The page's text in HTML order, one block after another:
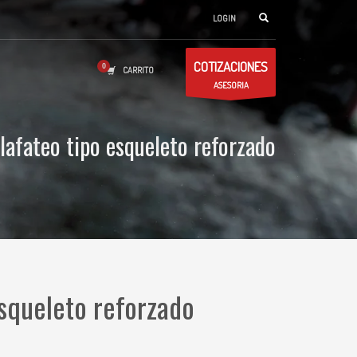
LOGIN
CARRITO COTIZACIONES
ASESORIA
tipo esqueleto reforzado
reforzado